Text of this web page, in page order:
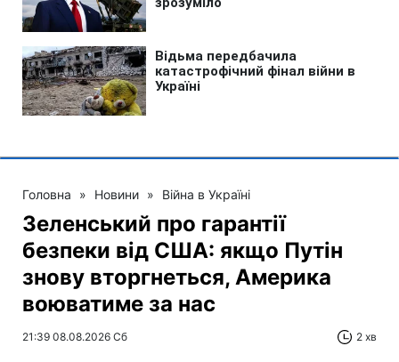
Головна » Новини » Війна в Україні
Зеленський про гарантії
безпеки від США: якщо Путін
знову вторгнеться, Америка
воюватиме за нас
21:39 08.08.2026 Сб 2 хв